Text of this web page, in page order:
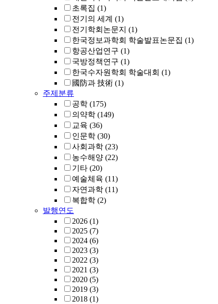
초록집 (1)
전기의 세계 (1)
전기학회논문지 (1)
한국정보과학회 학술발표논문집 (1)
항공산업연구 (1)
국방정책연구 (1)
한국수자원학회 학술대회 (1)
國防과 技術 (1)
주제분류
공학 (175)
의약학 (149)
교육 (36)
인문학 (30)
사회과학 (23)
농수해양 (22)
기타 (20)
예술체육 (11)
자연과학 (11)
복합학 (2)
발행연도
2026 (1)
2025 (7)
2024 (6)
2023 (3)
2022 (3)
2021 (3)
2020 (5)
2019 (3)
2018 (1)